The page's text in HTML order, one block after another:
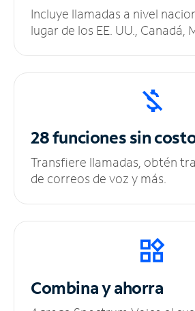
Incluye llamadas a nivel
lugar de los EE. UU., Canadá,
28 funciones sin
Transfiere llamadas, obtén
de correos de voz y más.
Combina y ahorra